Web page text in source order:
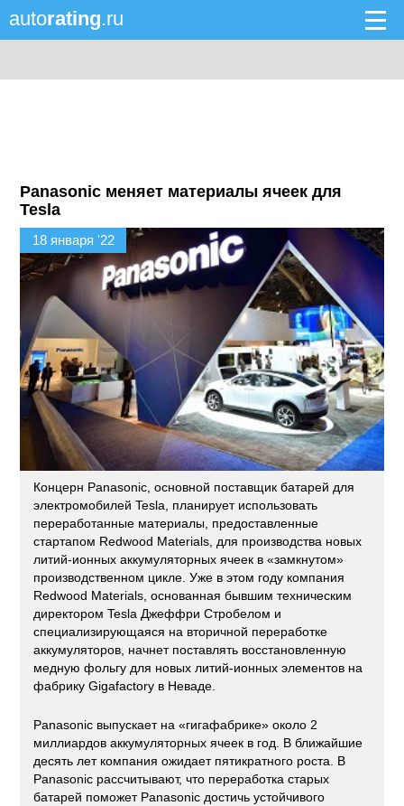
autorating.ru
Panasonic меняет материалы ячеек для
Tesla
18 января '22
Концерн Panasonic, основной поставщик батарей для
электромобилей Tesla, планирует использовать
переработанные материалы, предоставленные
стартапом Redwood Materials, для производства новых
литий-ионных аккумуляторных ячеек в «замкнутом»
производственном цикле. Уже в этом году компания
Redwood Materials, основанная бывшим техническим
директором Tesla Джеффри Стробелом и
специализирующаяся на вторичной переработке
аккумуляторов, начнет поставлять восстановленную
медную фольгу для новых литий-ионных элементов на
фабрику Gigafactory в Неваде.
Panasonic выпускает на «гигафабрике» около 2
миллиардов аккумуляторных ячеек в год. В ближайшие
десять лет компания ожидает пятикратного роста. В
Panasonic рассчитывают, что переработка старых
батарей поможет Panasonic достичь устойчивого